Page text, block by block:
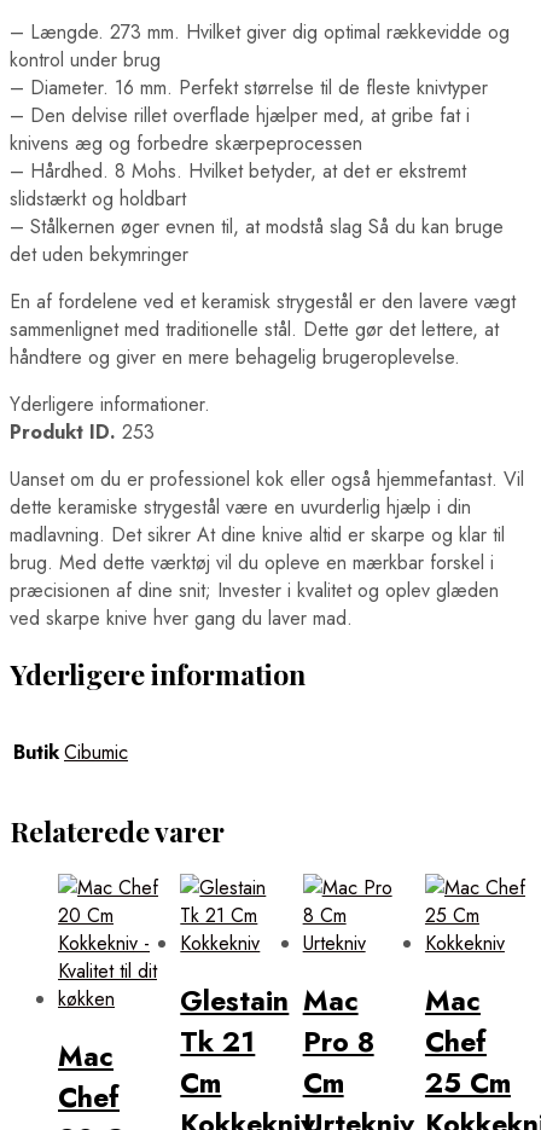
– Længde. 273 mm. Hvilket giver dig optimal rækkevidde og
kontrol under brug
– Diameter. 16 mm. Perfekt størrelse til de fleste knivtyper
– Den delvise rillet overflade hjælper med, at gribe fat i
knivens æg og forbedre skærpeprocessen
– Hårdhed. 8 Mohs. Hvilket betyder, at det er ekstremt
slidstærkt og holdbart
– Stålkernen øger evnen til, at modstå slag Så du kan bruge
det uden bekymringer
En af fordelene ved et keramisk strygestål er den lavere vægt
sammenlignet med traditionelle stål. Dette gør det lettere, at
håndtere og giver en mere behagelig brugeroplevelse.
Yderligere informationer.
Produkt ID. 253
Uanset om du er professionel kok eller også hjemmefantast. Vil
dette keramiske strygestål være en uvurderlig hjælp i din
madlavning. Det sikrer At dine knive altid er skarpe og klar til
brug. Med dette værktøj vil du opleve en mærkbar forskel i
præcisionen af dine snit; Invester i kvalitet og oplev glæden
ved skarpe knive hver gang du laver mad.
Yderligere information
ButikCibumic
Relaterede varer
Mac
Chef
Glestain
Tk 21
Cm
Mac
Pro 8
Cm
Mac
Chef
25 Cm